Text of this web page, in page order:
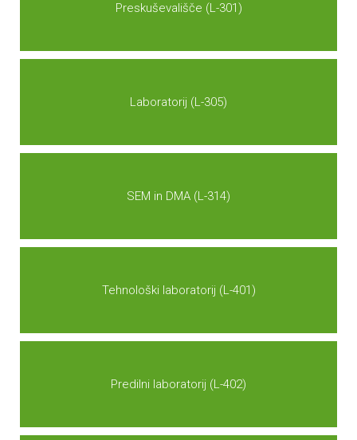
Preskuševališče (L-301)
Laboratorij (L-305)
SEM in DMA (L-314)
Tehnološki laboratorij (L-401)
Predilni laboratorij (L-402)